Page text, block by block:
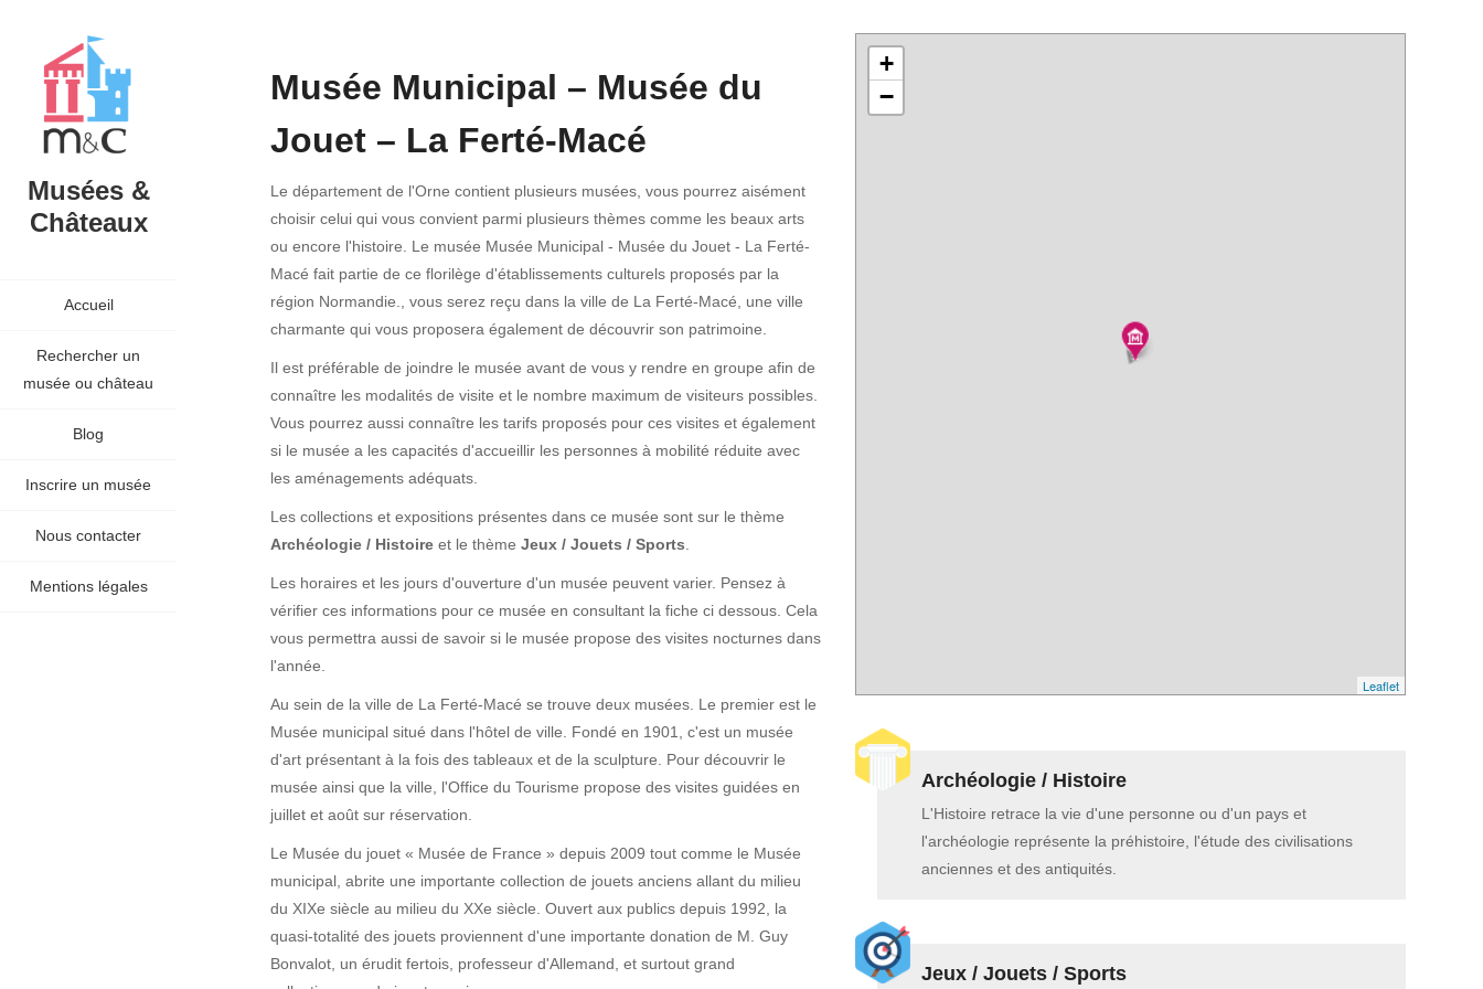
Musées &
Châteaux
Accueil
Rechercher un
musée ou château
Blog
Inscrire un musée
Nous contacter
Mentions légales
Musée Municipal – Musée du
Jouet – La Ferté-Macé
Le département de l'Orne contient plusieurs musées, vous pourrez aisément
choisir celui qui vous convient parmi plusieurs thèmes comme les beaux arts
ou encore l'histoire. Le musée Musée Municipal - Musée du Jouet - La Ferté-
Macé fait partie de ce florilège d'établissements culturels proposés par la
région Normandie., vous serez reçu dans la ville de La Ferté-Macé, une ville
charmante qui vous proposera également de découvrir son patrimoine.
Il est préférable de joindre le musée avant de vous y rendre en groupe afin de
connaître les modalités de visite et le nombre maximum de visiteurs possibles.
Vous pourrez aussi connaître les tarifs proposés pour ces visites et également
si le musée a les capacités d'accueillir les personnes à mobilité réduite avec
les aménagements adéquats.
Les collections et expositions présentes dans ce musée sont sur le thème
Archéologie / Histoire et le thème Jeux / Jouets / Sports
Les horaires et les jours d'ouverture d'un musée peuvent varier. Pensez à
vérifier ces informations pour ce musée en consultant la fiche ci dessous. Cela
vous permettra aussi de savoir si le musée propose des visites nocturnes dans
l'année.
Au sein de la ville de La Ferté-Macé se trouve deux musées. Le premier est le
Musée municipal situé dans l'hôtel de ville. Fondé en 1901, c'est un musée
d'art présentant à la fois des tableaux et de la sculpture. Pour découvrir le
musée ainsi que la ville, l'Office du Tourisme propose des visites guidées en
juillet et août sur réservation.
Le Musée du jouet « Musée de France » depuis 2009 tout comme le Musée
municipal, abrite une importante collection de jouets anciens allant du milieu
du XIXe siècle au milieu du XXe siècle. Ouvert aux publics depuis 1992, la
quasi-totalité des jouets proviennent d'une importante donation de M. Guy
Bonvalot, un érudit fertois, professeur d'Allemand, et surtout grand
+
−
Leaflet
Archéologie / Histoire
L'Histoire retrace la vie d'une personne ou d'un pays et
l'archéologie représente la préhistoire, l'étude des civilisations
anciennes et des antiquités.
Jeux / Jouets / Sports